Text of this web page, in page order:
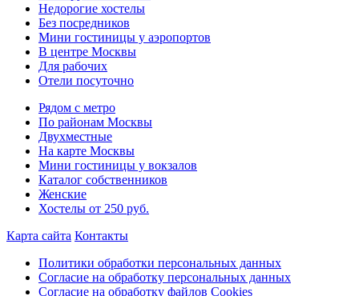
Недорогие хостелы
Без посредников
Мини гостиницы у аэропортов
В центре Москвы
Для рабочих
Отели посуточно
Рядом с метро
По районам Москвы
Двухместные
На карте Москвы
Мини гостиницы у вокзалов
Каталог собственников
Женские
Хостелы от 250 руб.
Карта сайта Контакты
Политики обработки персональных данных
Согласие на обработку персональных данных
Согласие на обработку файлов Cookies